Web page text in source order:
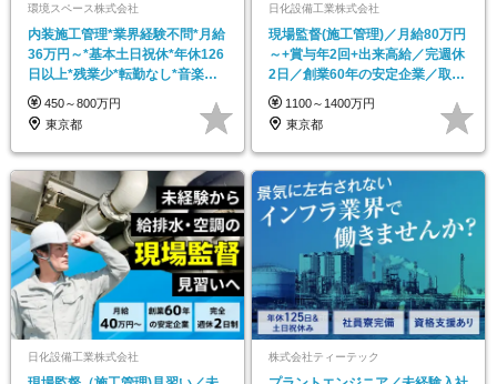
環境スペース株式会社
内装施工管理*業界経験不問*月給
36万円～*基本土日祝休*年休126
日以上*残業少*転勤なし*音楽好
きの方歓迎
450～800万円
東京都
日化設備工業株式会社
現場監督(施工管理)／月給80万円
～+賞与年2回+出来高給／完週休
2日／創業60年の安定企業／取引
先は官公庁等
1100～1400万円
東京都
日化設備工業株式会社 株式会社ティーテック